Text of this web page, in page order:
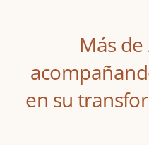
Más
en su